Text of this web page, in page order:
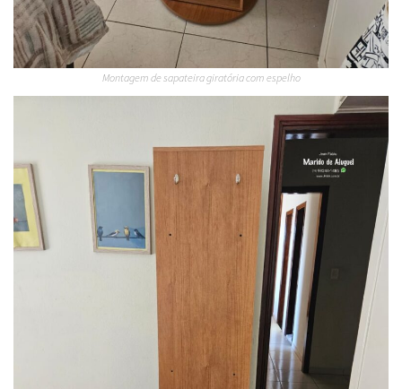
Montagem de sapateira giratória com espelho